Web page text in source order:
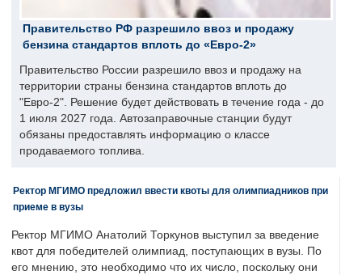
Правительство РФ разрешило ввоз и продажу
бензина стандартов вплоть до «Евро-2»
Правительство России разрешило ввоз и продажу на
территории страны бензина стандартов вплоть до
"Евро-2". Решение будет действовать в течение года - до
1 июля 2027 года. Автозаправочные станции будут
обязаны предоставлять информацию о классе
продаваемого топлива.
Ректор МГИМО предложил ввести квоты для олимпиадников при
приеме в вузы
Ректор МГИМО Анатолий Торкунов выступил за введение
квот для победителей олимпиад, поступающих в вузы. По
его мнению, это необходимо что их число, поскольку они